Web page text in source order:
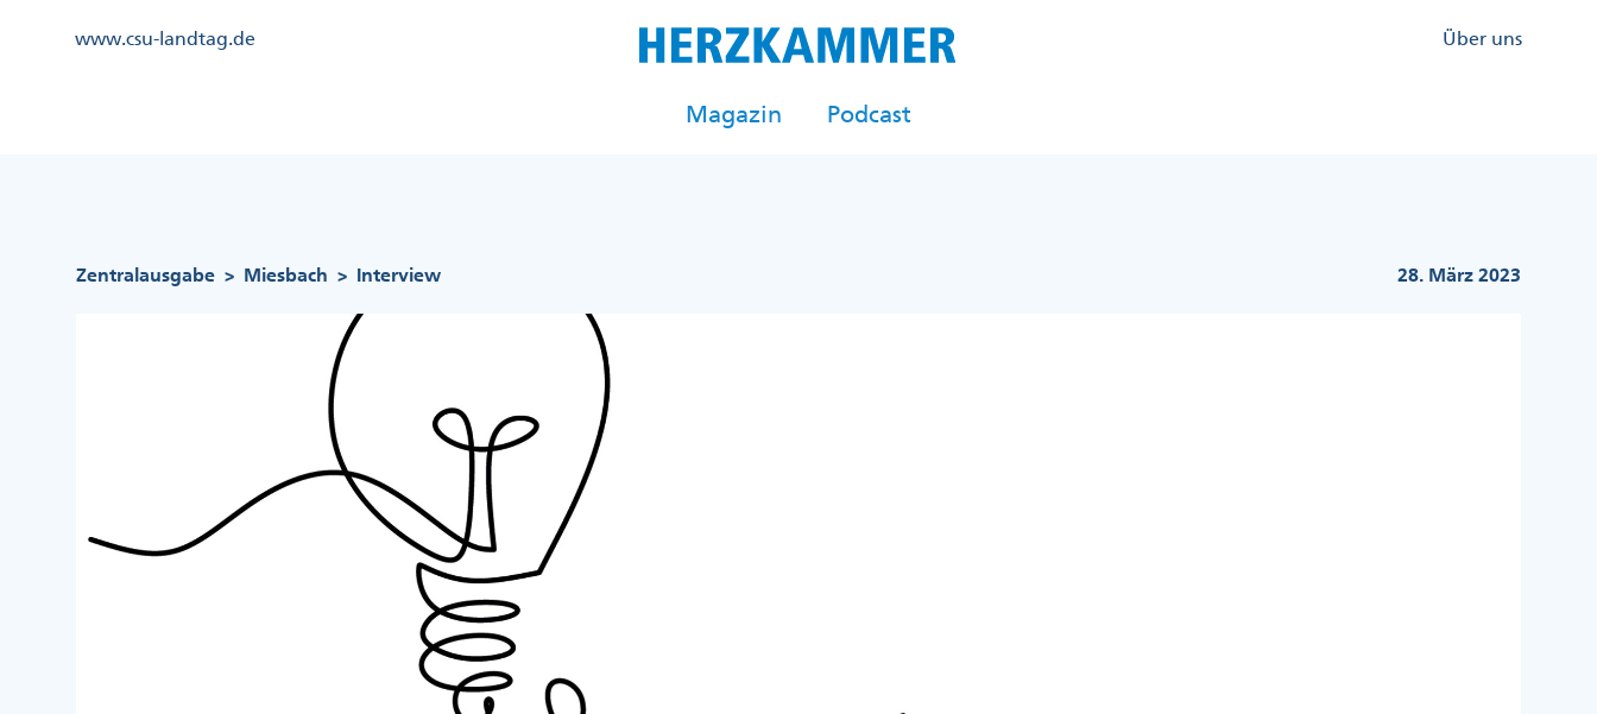
Kopfzeile
www.csu-landtag.de
Kopfzeile
Über uns
Magazin Podcast
Zentralausgabe > Miesbach > Interview 28. März 2023